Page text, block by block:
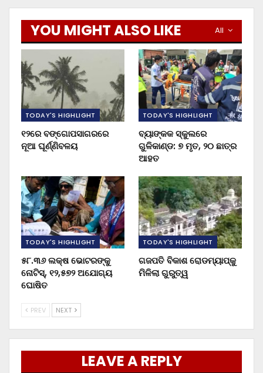
All
YOU MIGHT ALSO LIKE
TODAY'S HIGHLIGHT
୧୨ରେ ବଙ୍ଗୋପସାଗରରେ
ନୂଆ ଘୂର୍ଣ୍ଣିବଳୟ
TODAY'S HIGHLIGHT
ବ୍ୟାଙ୍କକ ସ୍କୁଲରେ
ଗୁଳିକାଣ୍ଡ: ୭ ମୃତ, ୨୦ ଛାତ୍ର
ଆହତ
TODAY'S HIGHLIGHT
୫୮.୩୬ ଲକ୍ଷ ଭୋଟରଙ୍କୁ
ନୋଟିସ୍‌, ୧୨,୫୭୨ ଅଯୋଗ୍ୟ
ଘୋଷିତ
TODAY'S HIGHLIGHT
ଗଜପତି ବିକାଶ ରୋଡମ୍ୟାପ୍‌କୁ
ମିଳିଲା ଗୁରୁତ୍ୱ
PREV NEXT
LEAVE A REPLY